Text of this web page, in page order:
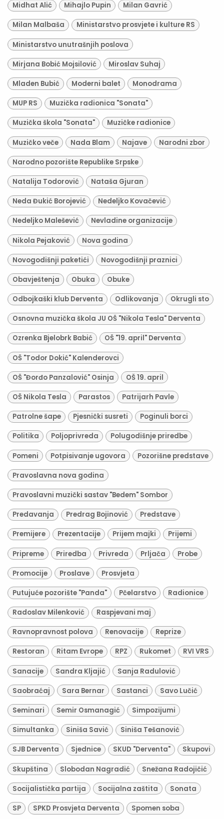
Midhat Alić Mihajlo Pupin Milan Gavrić
Milan Malbaša Ministarstvo prosvjete i kulture RS
Ministarstvo unutrašnjih poslova
Mirjana Bobić Mojsilović Miroslav Suhaj
Mladen Bubić Moderni balet Monodrama
MUP RS Muzička radionica "Sonata"
Muzička škola "Sonata" Muzičke radionice
Muzičko veče Nada Blam Najave Narodni zbor
Narodno pozorište Republike Srpske
Natalija Todorović Nataša Gjuran
Neda Đukić Borojević Nedeljko Kovačević
Nedeljko Malešević Nevladine organizacije
Nikola Pejaković Nova godina
Novogodišnji paketići Novogodišnji praznici
Obavještenja Obuka Obuke
Odbojkaški klub Derventa Odlikovanja Okrugli sto
Osnovna muzička škola JU OŠ "Nikola Tesla" Derventa
Ozrenka Bjelobrk Babić OŠ "19. april" Derventa
OŠ "Todor Dokić" Kalenderovci
OŠ "Đorđo Panzalović" Osinja OŠ 19. april
OŠ Nikola Tesla Parastos Patrijarh Pavle
Patrolne šape Pjesnički susreti Poginuli borci
Politika Poljoprivreda Polugodišnje priredbe
Pomeni Potpisivanje ugovora Pozorišne predstave
Pravoslavna nova godina
Pravoslavni muzički sastav "Bedem" Sombor
Predavanja Predrag Bojinović Predstave
Premijere Prezentacije Prijem majki Prijemi
Pripreme Priredba Privreda Prljača Probe
Promocije Proslave Prosvjeta
Putujuće pozorište "Panda" Pčelarstvo Radionice
Radoslav Milenković Raspjevani maj
Ravnopravnost polova Renovacije Reprize
Restoran Ritam Evrope RPZ Rukomet RVI VRS
Sanacije Sandra Kljajić Sanja Radulović
Saobraćaj Sara Bernar Sastanci Savo Lučić
Seminari Semir Osmanagić Simpozijumi
Simultanka Siniša Savić Siniša Tešanović
SJB Derventa Sjednice SKUD "Derventa" Skupovi
Skupština Slobodan Nagradić Snežana Radojičić
Socijalistička partija Socijalna zaštita Sonata
SP SPKD Prosvjeta Derventa Spomen soba